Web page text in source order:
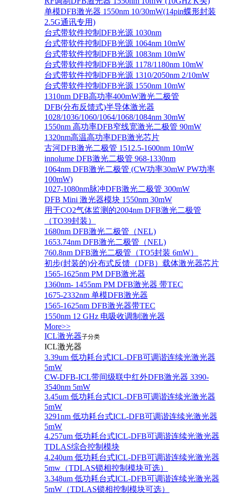
单模DFB激光器 1550nm 10/30mW(14pin蝶形封装
2.5G通讯专用)
台式带软件控制DFB光源 1030nm
台式带软件控制DFB光源 1064nm 10mW
台式带软件控制DFB光源 1083nm 10mW
台式带软件控制DFB光源 1178/1180nm 10mW
台式带软件控制DFB光源 1310/2050nm 2/10mW
台式带软件控制DFB光源 1550nm 10mW
1310nm DFB高功率400mW激光二极管
DFB(分布反馈式)半导体激光器
1028/1036/1060/1064/1068/1084nm 30mW
1550nm 高功率DFB窄线宽激光二极管 90mW
1320nm高温高功率DFB激光芯片
古河DFB激光二极管 1512.5-1600nm 10mW
innolume DFB激光二极管 968-1330nm
1064nm DFB激光二极管 (CW功率30mW PW功率
100mW)
1027-1080nm脉冲DFB激光二极管 300mW
DFB Mini 激光器模块 1550nm 30mW
用于CO2气体监测的2004nm DFB激光二极管
（TO39封装）
1680nm DFB激光二极管（NEL)
1653.74nm DFB激光二极管（NEL)
760.8nm DFB激光二极管（TO5封装 6mW）
初步(封装的)分布式反馈（DFB）载体激光器芯片
1565-1625nm PM DFB激光器
1360nm- 1455nm PM DFB激光器 带TEC
1675-2332nm 单模DFB激光器
1565-1625nm DFB激光器带TEC
1550nm 12 GHz 电吸收调制激光器
More>>
ICL激光器子分类
ICL激光器
3.39um 低功耗台式ICL-DFB可调谐连续光激光器
5mW
CW-DFB-ICL带间级联中红外DFB激光器 3390-
3540nm 5mW
3.45um 低功耗台式ICL-DFB可调谐连续光激光器
5mW
3291nm 低功耗台式ICL-DFB可调谐连续光激光器
5mW
4.257um 低功耗台式ICL-DFB可调谐连续光激光器
TDLAS综合控制模块
4.240um 低功耗台式ICL-DFB可调谐连续光激光器
5mw（TDLAS锁相控制模块可选）
3.348um 低功耗台式ICL-DFB可调谐连续光激光器
5mW（TDLAS锁相控制模块可选）